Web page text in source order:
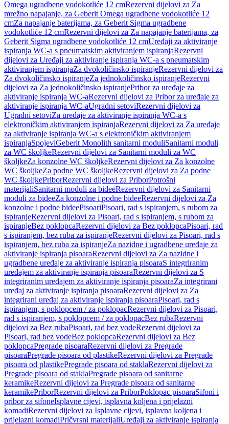
Omega ugradbene vodokotliće 12 cmRezervni dijelovi za Za
mrežno napajanje, za Geberit Omega ugradbene vodokotliće 12
cmZa napajanje baterijama, za Geberit Sigma ugradbene
vodokotliće 12 cmRezervni dijelovi za Za napajanje baterijama, za
Geberit Sigma ugradbene vodokotliće 12 cmUređaji za aktiviranje
ispiranja WC-a s pneumatskim aktiviranjem ispiranjaRezervni
dijelovi za Uređaji za aktiviranje ispiranja WC-a s pneumatskim
aktiviranjem ispiranjaZa dvokoličinsko ispiranjeRezervni dijelovi za
Za dvokoličinsko ispiranjeZa jednokoličinsko ispiranjeRezervni
dijelovi za Za jednokoličinsko ispiranjePribor za uređaje za
aktiviranje ispiranja WC-aRezervni dijelovi za Pribor za uređaje za
aktiviranje ispiranja WC-aUgradni setoviRezervni dijelovi za
Ugradni setoviZa uređaje za aktiviranje ispiranja WC-a s
elektroničkim aktiviranjem ispiranjaRezervni dijelovi za Za uređaje
za aktiviranje ispiranja WC-a s elektroničkim aktiviranjem
ispiranjaSpojeviGeberit Monolith sanitarni moduliSanitarni moduli
za WC školjkeRezervni dijelovi za Sanitarni moduli za WC
školjkeZa konzolne WC školjkeRezervni dijelovi za Za konzolne
WC školjkeZa podne WC školjkeRezervni dijelovi za Za podne
WC školjkePriborRezervni dijelovi za PriborPotrošni
materijaliSanitarni moduli za bideeRezervni dijelovi za Sanitarni
moduli za bideeZa konzolne i podne bideeRezervni dijelovi za Za
konzolne i podne bideePisoariPisoari, rad s ispiranjem, s rubom za
ispiranjeRezervni dijelovi za Pisoari, rad s ispiranjem, s rubom za
ispiranjeBez poklopcaRezervni dijelovi za Bez poklopcaPisoari, rad
s ispiranjem, bez ruba za ispiranjeRezervni dijelovi za Pisoari, rad s
ispiranjem, bez ruba za ispiranjeZa nazidne i ugradbene uređaje za
aktiviranje ispiranja pisoaraRezervni dijelovi za Za nazidne i
ugradbene uređaje za aktiviranje ispiranja pisoaraS integriranim
uređajem za aktiviranje ispiranja pisoaraRezervni dijelovi za S
integriranim uređajem za aktiviranje ispiranja pisoaraZa integrirani
uređaj za aktiviranje ispiranja pisoaraRezervni dijelovi za Za
integrirani uređaj za aktiviranje ispiranja pisoaraPisoari, rad s
ispiranjem, s poklopcem / za poklopacRezervni dijelovi za Pisoari,
rad s ispiranjem, s poklopcem / za poklopacBez rubaRezervni
dijelovi za Bez rubaPisoari, rad bez vodeRezervni dijelovi za
Pisoari, rad bez vodeBez poklopcaRezervni dijelovi za Bez
poklopcaPregrade pisoaraRezervni dijelovi za Pregrade
pisoaraPregrade pisoara od plastikeRezervni dijelovi za Pregrade
pisoara od plastikePregrade pisoara od staklaRezervni dijelovi za
Pregrade pisoara od staklaPregrade pisoara od sanitarne
keramikeRezervni dijelovi za Pregrade pisoara od sanitarne
keramikePriborRezervni dijelovi za PriborPoklopac pisoaraSifoni i
pribor za sifoneIsplavne cijevi, isplavna koljena i prijelazni
komadiRezervni dijelovi za Isplavne cijevi, isplavna koljena i
prijelazni komadiPričvrsni materijaliUređaji za aktiviranje ispiranja